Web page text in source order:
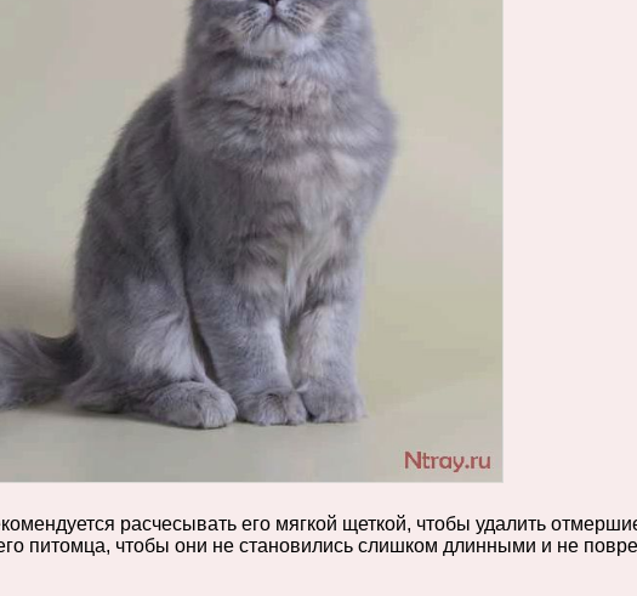
расчесывать его мягкой щеткой, чтобы удалить
питомца, чтобы они не становились слишком длинными и не